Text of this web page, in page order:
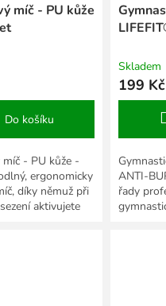
míč - PU kůže
Do košíku
- PU kůže -
ergonomicky
díky němuž při
aktivujete
Skladem
199 Kč
ANTI-
řady